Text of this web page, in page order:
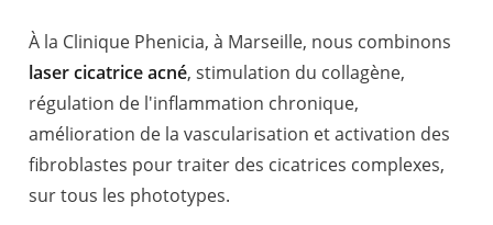
À la Clinique Phenicia, à Marseille, nous combinons
laser cicatrice acné, stimulation du collagène,
régulation de l'inflammation chronique,
amélioration de la vascularisation et activation des
fibroblastes pour traiter des cicatrices complexes,
sur tous les phototypes.